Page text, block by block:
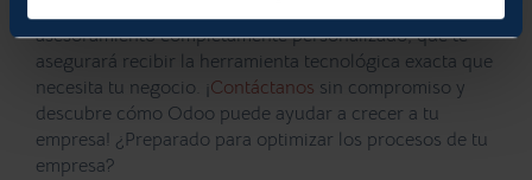
asesoramiento completamente personalizado, que te
asegurará recibir la herramienta tecnológica exacta que
necesita tu negocio. ¡ Contáctanos sin compromiso y
descubre cómo Odoo puede ayudar a crecer a tu
empresa! ¿Preparado para optimizar los procesos de tu
empresa?